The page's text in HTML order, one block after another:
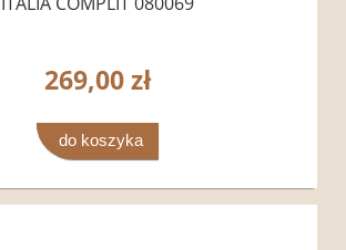
269,00 zł
do koszyka